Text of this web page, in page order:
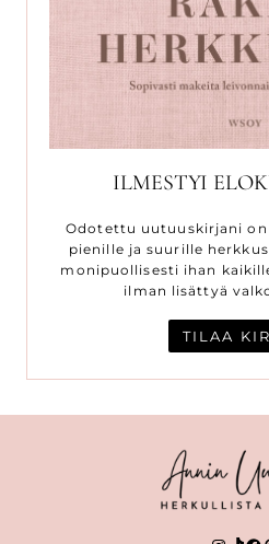
ILMESTYI
Odotettu uutuuskirjani
pienille ja suurille
monipuollisesti ihan
ilman lisättyä
TILAA